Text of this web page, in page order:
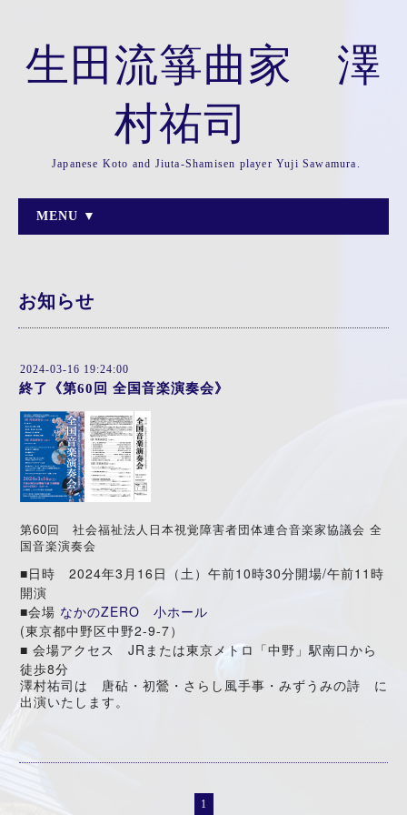
生田流箏曲家 澤
村祐司
Japanese Koto and Jiuta-Shamisen player Yuji Sawamura.
MENU ▼
お知らせ
2024-03-16 19:24:00
終了《第60回 全国音楽演奏会》
第60 回 社会福祉法人日本視覚障害者団体連合音楽家協議会 全
国音楽演奏会
■ 日時 2024年3 月 16 日（土）午前10 時30分開場/午前11 時
開演
■会場 なかのZERO 小ホール
(東京都中野区中野2-9-7 ）
■ 会場アクセス JR または東京メトロ「中野」駅南口から
徒歩8分
澤村祐司は 唐砧・初鶯・さらし風手事・みずうみの詩 に
出演いたします。
1